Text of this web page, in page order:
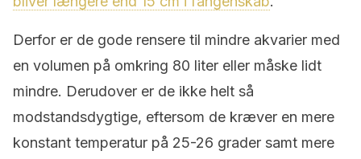
Derfor er de gode rensere til mindre akvarier med
en volumen på omkring 80 liter eller måske lidt
mindre. Derudover er de ikke helt så
modstandsdygtige, eftersom de kræver en mere
konstant temperatur på 25-26 grader samt mere